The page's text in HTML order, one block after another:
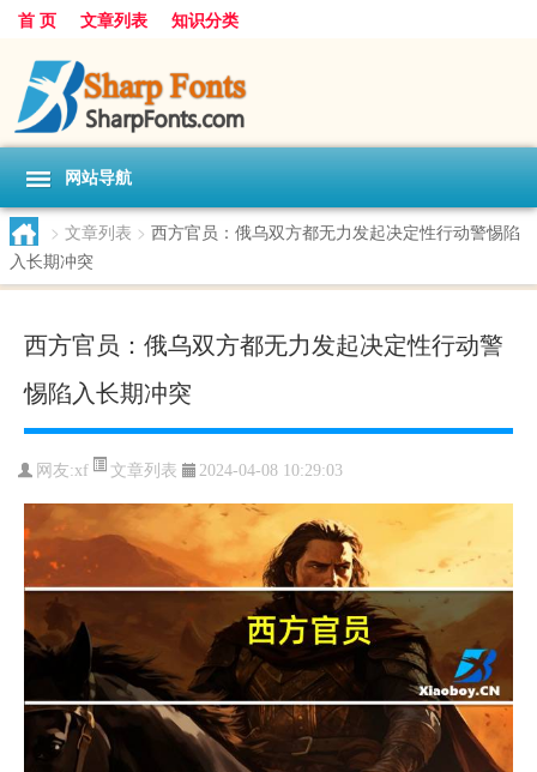
首 页 文章列表 知识分类
网站导航
> 文章列表 > 西方官员：俄乌双方都无力发起决定性行动警惕陷
入长期冲突
西方官员：俄乌双方都无力发起决定性行动警
惕陷入长期冲突
网友:xf 文章列表 2024-04-08 10:29:03